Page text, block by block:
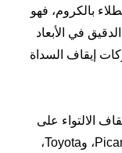
بالكروم، فهو
في الأبعاد
إيقاف السداة
الالتواء على
آلات النسيج من العلامات التجارية مثل Picanol، وToyota،